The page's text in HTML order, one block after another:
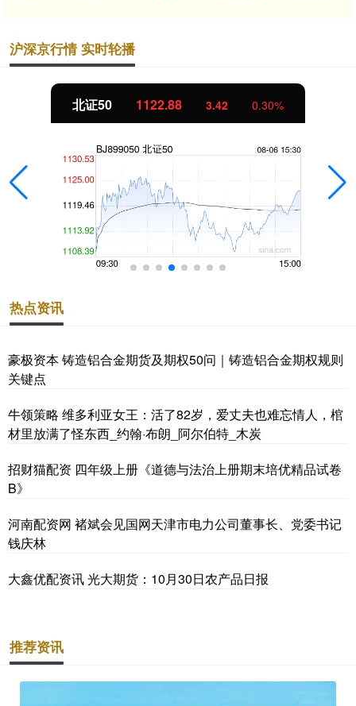
沪深京行情 实时轮播
北证50 1122.88 3.42 0.30%
热点资讯
豪极资本 铸造铝合金期货及期权50问｜铸造铝合金期权规则
关键点
牛领策略 维多利亚女王：活了82岁，爱丈夫也难忘情人，棺
材里放满了怪东西_约翰·布朗_阿尔伯特_木炭
招财猫配资 四年级上册《道德与法治上册期末培优精品试卷
B》
河南配资网 褚斌会见国网天津市电力公司董事长、党委书记
钱庆林
大鑫优配资讯 光大期货：10月30日农产品日报
推荐资讯